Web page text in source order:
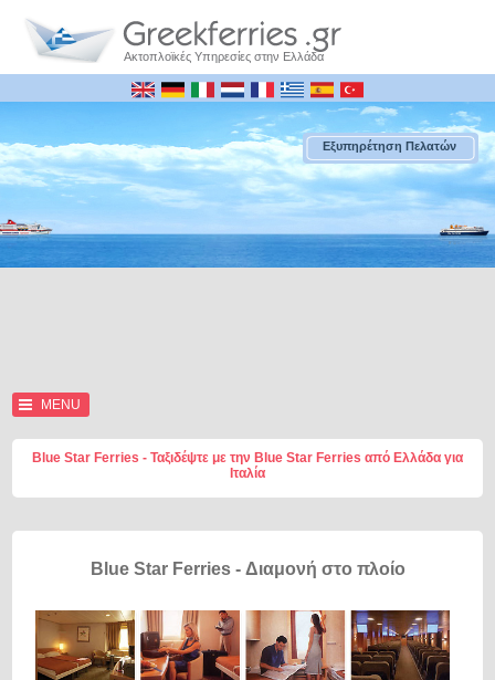
Ακτοπλοϊκές Υπηρεσίες στην Ελλάδα
Εξυπηρέτηση Πελατών
MENU
Blue Star Ferries - Ταξιδέψτε με την Blue Star Ferries από Ελλάδα για
Ιταλία
Blue Star Ferries - Διαμονή στο πλοίο